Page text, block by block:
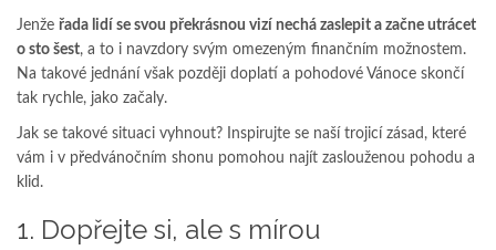
Jenže řada lidí se svou překrásnou vizí nechá zaslepit a začne utrácet
o sto šest, a to i navzdory svým omezeným finančním možnostem.
Na takové jednání však později doplatí a pohodové Vánoce skončí
tak rychle, jako začaly.
Jak se takové situaci vyhnout? Inspirujte se naší trojicí zásad, které
vám i v předvánočním shonu pomohou najít zaslouženou pohodu a
klid.
1. Dopřejte si, ale s mírou